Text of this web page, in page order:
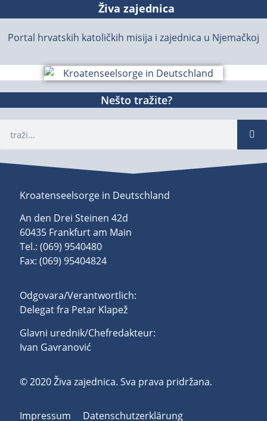
Živa zajednica
Portal hrvatskih katoličkih misija i zajednica u Njemačkoj
Nešto tražite?
Kroatenseelsorge in Deutschland
An den Drei Steinen 42d
60435 Frankfurt am Main
Tel.: (069) 9540480
Fax: (069) 95404824
Odgovara/Verantwortlich:
Delegat fra Petar Klapež
Glavni urednik/Chefredakteur:
Ivan Gavranović
© 2020 Živa zajednica. Sva prava pridržana.
Impressum
Datenschutzerklärung